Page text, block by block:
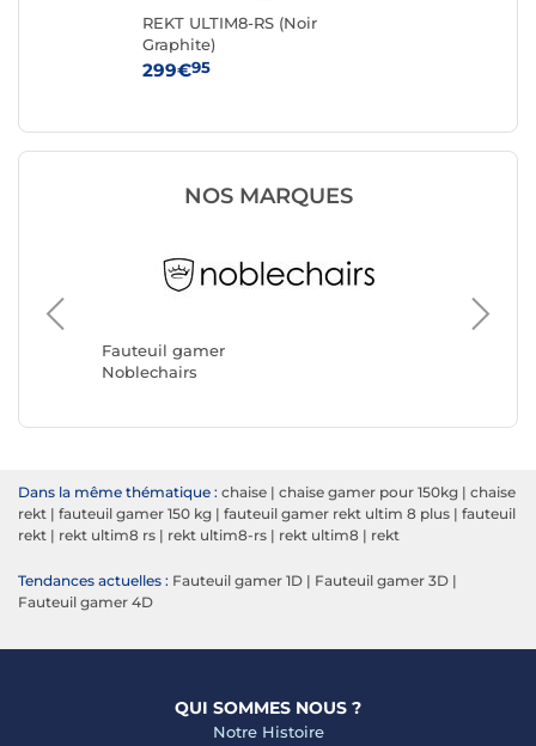
REKT ULTIM8-RS (Noir
Graphite)
299€95
NOS MARQUES
Fauteuil gamer
Noblechairs
Dans la même thématique : chaise | chaise gamer pour 150kg | chaise
rekt | fauteuil gamer 150 kg | fauteuil gamer rekt ultim 8 plus | fauteuil
rekt | rekt ultim8 rs | rekt ultim8-rs | rekt ultim8 | rekt
Tendances actuelles : Fauteuil gamer 1D | Fauteuil gamer 3D |
Fauteuil gamer 4D
QUI SOMMES NOUS ?
Notre Histoire